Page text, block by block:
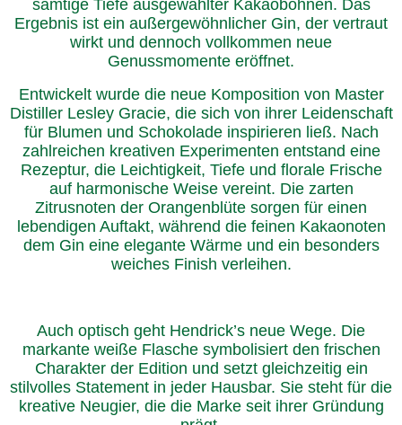
samtige Tiefe ausgewählter Kakaobohnen. Das
Ergebnis ist ein außergewöhnlicher Gin, der vertraut
wirkt und dennoch vollkommen neue
Genussmomente eröffnet.
Entwickelt wurde die neue Komposition von Master
Distiller Lesley Gracie, die sich von ihrer Leidenschaft
für Blumen und Schokolade inspirieren ließ. Nach
zahlreichen kreativen Experimenten entstand eine
Rezeptur, die Leichtigkeit, Tiefe und florale Frische
auf harmonische Weise vereint. Die zarten
Zitrusnoten der Orangenblüte sorgen für einen
lebendigen Auftakt, während die feinen Kakaonoten
dem Gin eine elegante Wärme und ein besonders
weiches Finish verleihen.
Auch optisch geht Hendrick’s neue Wege. Die
markante weiße Flasche symbolisiert den frischen
Charakter der Edition und setzt gleichzeitig ein
stilvolles Statement in jeder Hausbar. Sie steht für die
kreative Neugier, die die Marke seit ihrer Gründung